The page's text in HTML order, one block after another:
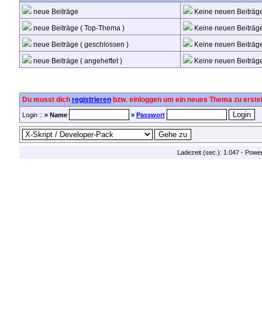
neue Beiträge
Keine neuen
neue Beiträge ( Top-Thema )
Keine neuen
neue Beiträge ( geschlossen )
Keine neuen
neue Beiträge ( angeheftet )
Keine neuen
Du musst dich registrierenbzw. einloggen um ein neues Thema zu
Login :: » Name » Passwort
Ladezeit (sec.): 1.047 ·